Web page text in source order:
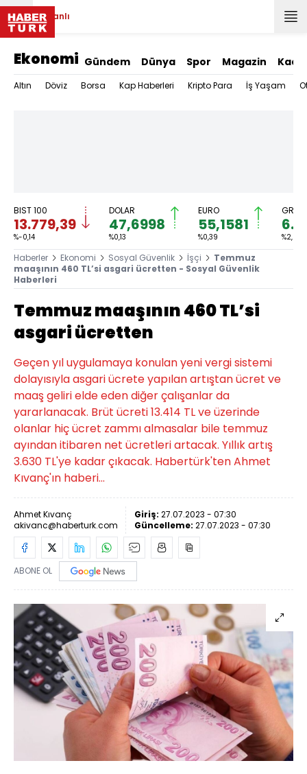
Canlı
Ekonomi Gündem Dünya Spor Magazin
Altın Döviz Borsa Kap Haberleri Kripto Para İş Yaşam
BIST 100
13.779,39
%-0,14
DOLAR
47,6998
%0,13
EURO
55,1581
%0,39 %2,59
Haberler Ekonomi Sosyal Güvenlik İşçi
Temmuz
maaşının 460 TL’si asgari ücretten - Sosyal Güvenlik
Haberleri
Temmuz maaşının 460 TL’si
asgari ücretten
Geçen yıl uygulamaya konulan yeni vergi sistemi
dolayısıyla asgari ücrete yapılan artıştan ücret ve
maaş geliri elde eden diğer çalışanlar da
yararlanacak. Brüt ücreti 13.414 TL ve üzerinde
olanlar hiç ücret zammı almasalar bile temmuz
ayından itibaren net ücretleri artacak. Yıllık artış
3.630 TL'ye kadar çıkacak. Habertürk'ten Ahmet
Kıvanç'ın haberi...
Ahmet Kıvanç
akivanc@haberturk.com
Giriş: 27.07.2023 - 07:30
Güncelleme: 27.07.2023 - 07:30
ABONE OL